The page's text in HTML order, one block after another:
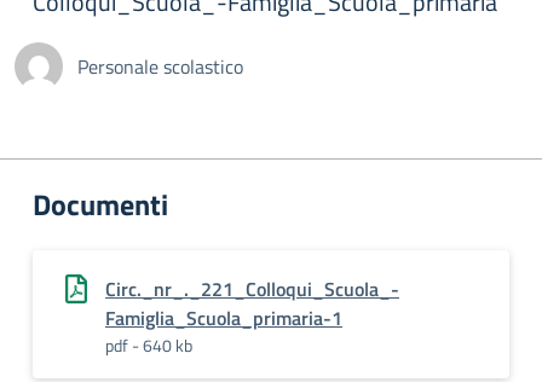
Personale scolastico
Documenti
Circ._nr_._221_Colloqui_Scuola_-
Famiglia_Scuola_primaria-1
pdf - 640 kb